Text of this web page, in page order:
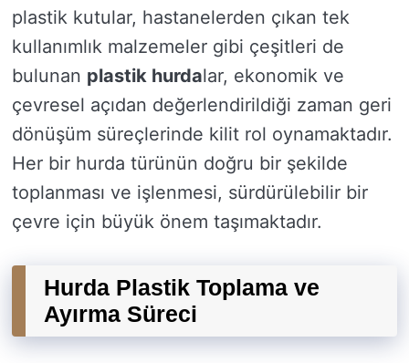
plastik kutular, hastanelerden çıkan tek
kullanımlık malzemeler gibi çeşitleri de
bulunan plastik hurdalar, ekonomik ve
çevresel açıdan değerlendirildiği zaman geri
dönüşüm süreçlerinde kilit rol oynamaktadır.
Her bir hurda türünün doğru bir şekilde
toplanması ve işlenmesi, sürdürülebilir bir
çevre için büyük önem taşımaktadır.
Hurda Plastik Toplama ve
Ayırma Süreci